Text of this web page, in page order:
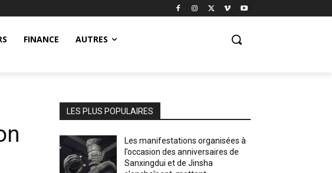
FINANCE AUTRES
LES PLUS POPULAIRES
Les manifestations organisées à
l’occasion des anniversaires de
Sanxingdui et de Jinsha